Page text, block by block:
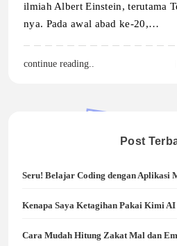
ilmiah Albert Einstein, terutama
nya. Pada awal abad ke-20,…
continue reading..
Post
Seru! Belajar Coding dengan Aplikasi
Kenapa Saya Ketagihan Pakai Kimi
Cara Mudah Hitung Zakat Mal dan